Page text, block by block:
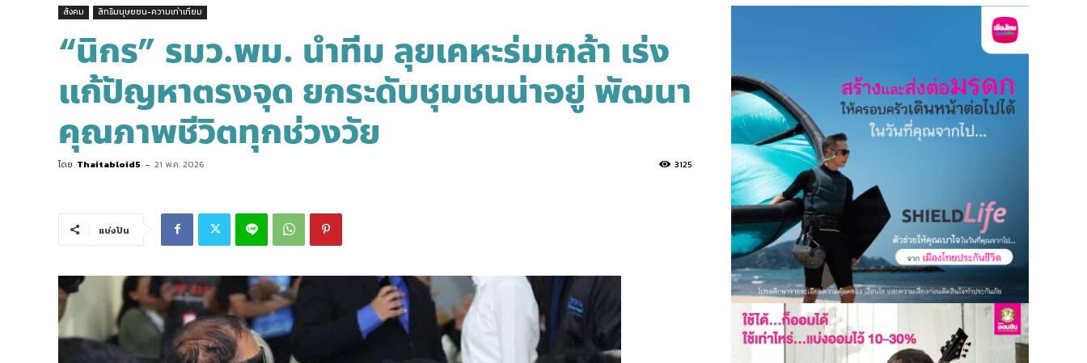
สังคม สิทธิมนุษยชน-ความเท่าเทียม
“นิกร” รมว.พม. นำทีม ลุยเคหะร่มเกล้า เร่ง
แก้ปัญหาตรงจุด ยกระดับชุมชนน่าอยู่ พัฒนา
คุณภาพชีวิตทุกช่วงวัย
โดย Thaitabloid5 - 21 พ.ค. 2026 3125
แบ่งปัน